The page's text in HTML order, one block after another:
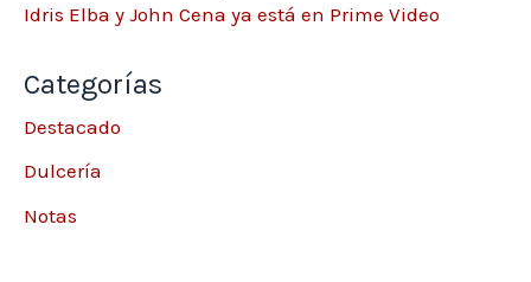
Idris Elba y John Cena ya está en Prime Video
Categorías
Destacado
Dulcería
Notas